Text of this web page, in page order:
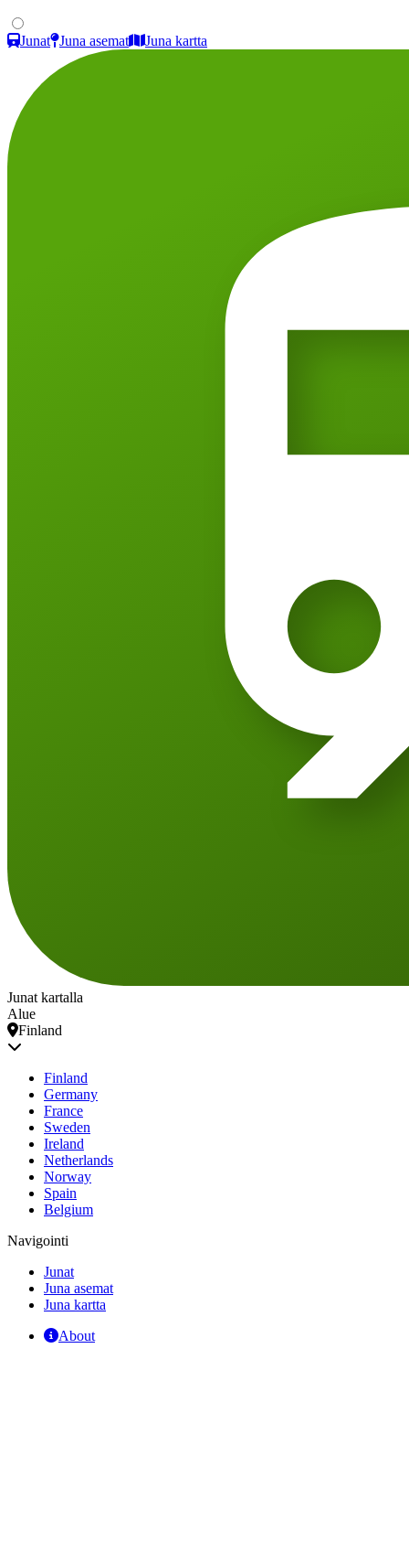
Junat Juna asemat Juna kartta
Junat kartalla
Alue
Finland
Finland
Germany
France
Sweden
Ireland
Netherlands
Norway
Spain
Belgium
Navigointi
Junat
Juna asemat
Juna kartta
About